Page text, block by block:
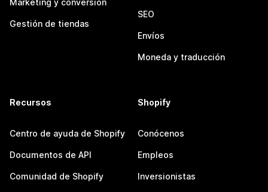
Marketing y conversión
Gestión de tiendas
SEO
Envíos
Moneda y traducción
Recursos
Centro de ayuda de Shopify
Documentos de API
Comunidad de Shopify
Shopify
Conócenos
Empleos
Inversionistas